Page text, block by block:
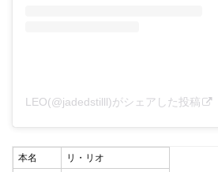
LEO(@jadedstilll)がシェアした投稿
本名
リ・リオ